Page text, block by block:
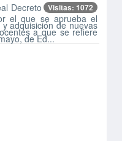
Visitas: 1072
Decreto
el que se aprueba el
adquisición de nuevas
a que se refiere
de Ed...